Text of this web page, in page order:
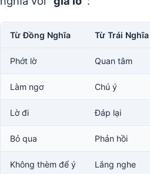
Từ Đồng Nghĩa Từ Trái Nghĩa
Phớt lờ Quan tâm
Làm ngơ Chú ý
Lờ đi Đáp lại
Bỏ qua Phản hồi
Không thèm để ý Lắng nghe